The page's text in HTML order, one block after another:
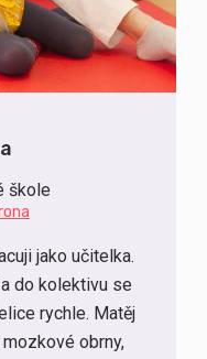
škole
jako učitelka.
do kolektivu se
rychle. Matěj
obrny,